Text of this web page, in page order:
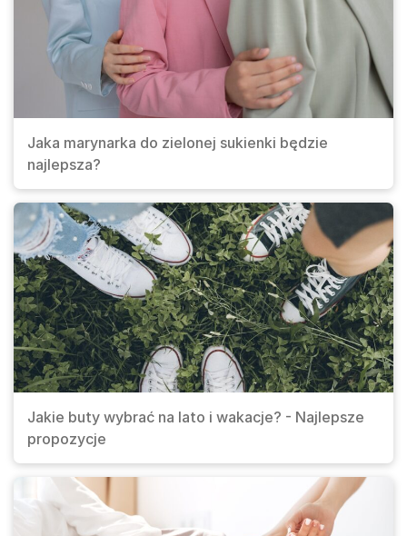
Jaka marynarka do zielonej sukienki będzie
najlepsza?
Jakie buty wybrać na lato i wakacje? - Najlepsze
propozycje